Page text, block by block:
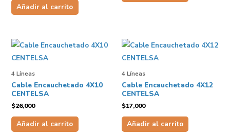
Añadir al carrito
4 Líneas
Cable Encauchetado 4X10
CENTELSA
$26,000
Añadir al carrito
4 Líneas
Cable Encauchetado 4X12
CENTELSA
$17,000
Añadir al carrito